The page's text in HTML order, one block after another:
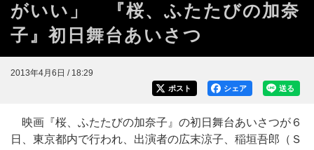
がいい」 『桜、ふたたびの加奈
子』初日舞台あいさつ
2013年4月6日 / 18:29
送る
シェア
ポスト
映画『桜、ふたたびの加奈子』の初日舞台あいさつが６
日、東京都内で行われ、出演者の広末涼子、稲垣吾郎（Ｓ